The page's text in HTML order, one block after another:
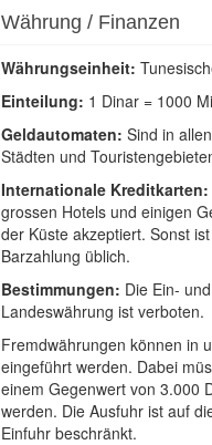
Währung / Finanzen
Währungseinheit:
Einteilung: 1 Dinar = 1000
Geldautomaten: Sind in
Städten und
Internationale Kreditkarten:
grossen Hotels und einigen
der Küste akzeptiert. Sonst
Barzahlung üblich.
Bestimmungen: Die Ein-
Landeswährung ist verboten.
Fremdwährungen können in
eingeführt werden. Dabei
einem Gegenwert von 3.000
werden. Die Ausfuhr ist auf
Einfuhr beschränkt.